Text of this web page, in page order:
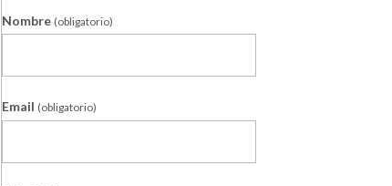
Nombre (obligatorio)
Email (obligatorio)